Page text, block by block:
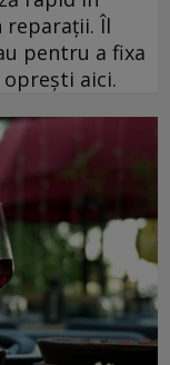
reparații. Îl
pentru a fixa
aici.